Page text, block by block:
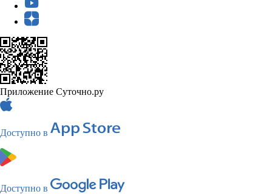
Приложение Суточно.ру
Доступно в
Доступно в